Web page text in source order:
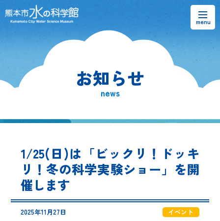
熊本市水の科学館とは
水のラーニングフィールド
お知らせ
news
1/25(日)は「ビックリ！ドッキ
リ！冬の科学実験ショー」を開
催します
2025年11月27日 イベント